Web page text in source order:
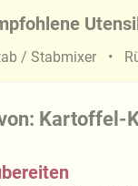
Kartoffel-
/ Stabmixer